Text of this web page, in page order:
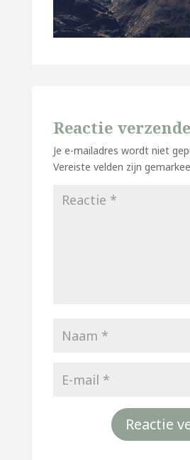
Reactie
Je e-mailadres wordt niet
Vereiste velden zijn